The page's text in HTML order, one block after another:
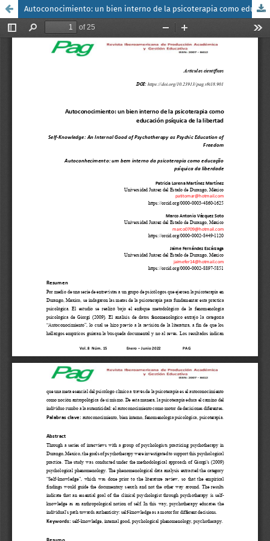
Autoconocimiento: un bien interno de la psicoterapia como educación psíquica de la libertad